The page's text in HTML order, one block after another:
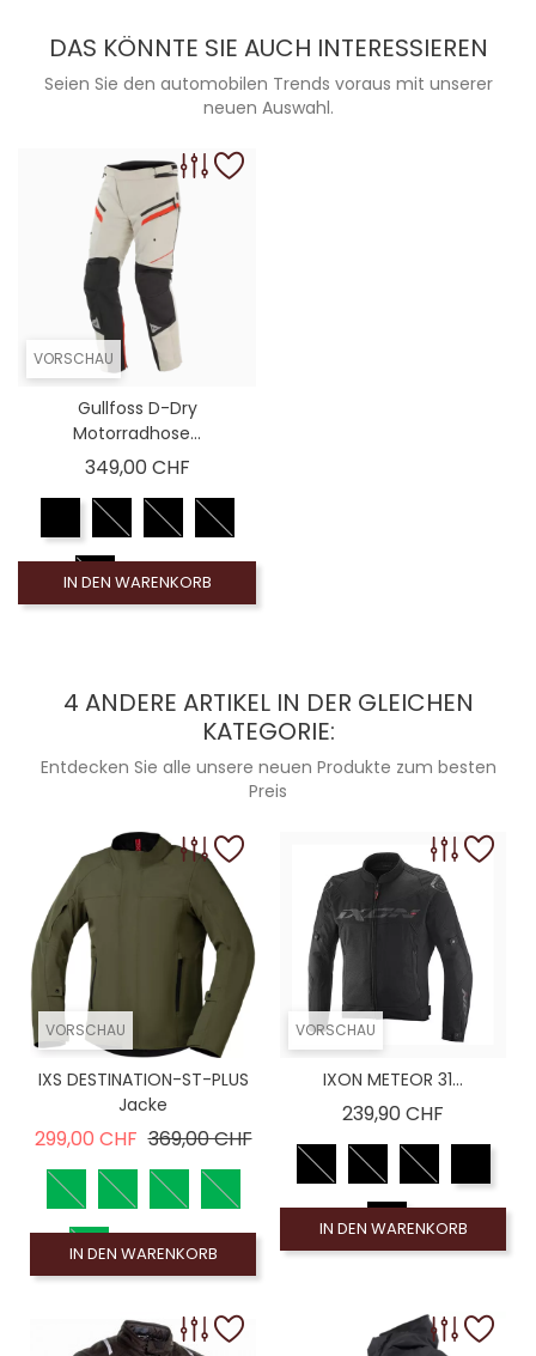
DAS KÖNNTE SIE AUCH INTERESSIEREN
Seien Sie den automobilen Trends voraus mit unserer
neuen Auswahl.
VORSCHAU
Gullfoss D-Dry
Motorradhose...
349,00 CHFPreis
IN DEN WARENKORB
4 ANDERE ARTIKEL IN DER GLEICHEN
KATEGORIE:
Entdecken Sie alle unsere neuen Produkte zum besten
Preis
VORSCHAU
IXS DESTINATION-ST-PLUS
Jacke
299,00 CHF Verkaufspreis
369,00 CHFPreis
IN DEN WARENKORB
VORSCHAU
IXON METEOR 31...
239,90 CHF
IN DEN WARENKORB